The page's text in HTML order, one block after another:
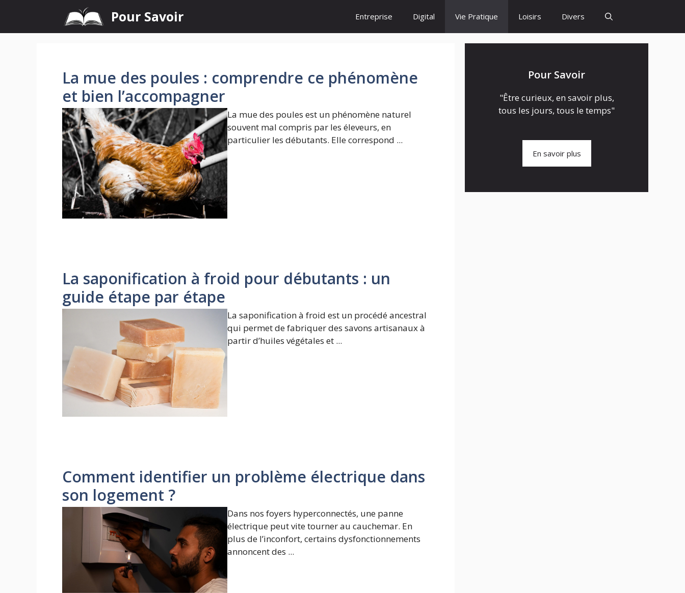
contenu
Pour Savoir Entreprise Digital Vie Pratique Loisirs Divers
La mue des poules : comprendre ce phénomène
et bien l’accompagner
La mue des poules est un phénomène naturel
souvent mal compris par les éleveurs, en
particulier les débutants. Elle correspond ...
La saponification à froid pour débutants : un
guide étape par étape
La saponification à froid est un procédé ancestral
qui permet de fabriquer des savons artisanaux à
partir d’huiles végétales et ...
Comment identifier un problème électrique dans
son logement ?
Dans nos foyers hyperconnectés, une panne
électrique peut vite tourner au cauchemar. En
plus de l’inconfort, certains dysfonctionnements
annoncent des ...
Pour Savoir
"Être curieux, en savoir plus,
tous les jours, tous le temps"
En savoir plus